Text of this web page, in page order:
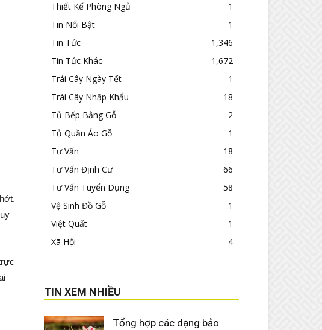
Thiết Kế Phòng Ngủ
1
Tin Nổi Bật
1
Tin Tức
1,346
Tin Tức Khác
1,672
Trái Cây Ngày Tết
1
Trái Cây Nhập Khẩu
18
Tủ Bếp Bằng Gỗ
2
Tủ Quần Áo Gỗ
1
Tư Vấn
18
Tư Vấn Định Cư
66
Tư Vấn Tuyển Dụng
58
Vệ Sinh Đồ Gỗ
1
Việt Quất
1
Xã Hội
4
TIN XEM NHIỀU
Tổng hợp các dạng bảo